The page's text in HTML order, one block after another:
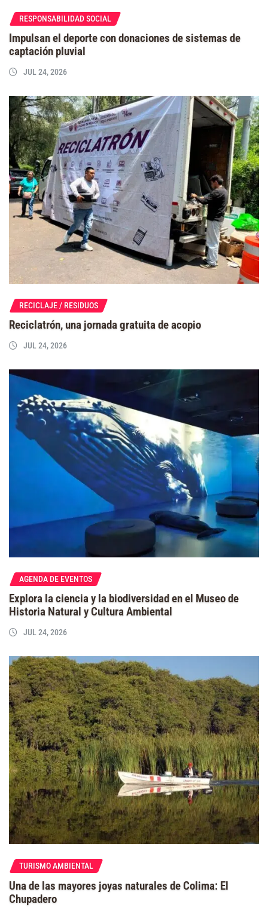
RESPONSABILIDAD SOCIAL
Impulsan el deporte con donaciones de sistemas de
captación pluvial
JUL 24, 2026
RECICLAJE / RESIDUOS
Reciclatrón, una jornada gratuita de acopio
JUL 24, 2026
AGENDA DE EVENTOS
Explora la ciencia y la biodiversidad en el Museo de
Historia Natural y Cultura Ambiental
JUL 24, 2026
TURISMO AMBIENTAL
Una de las mayores joyas naturales de Colima: El
Chupadero